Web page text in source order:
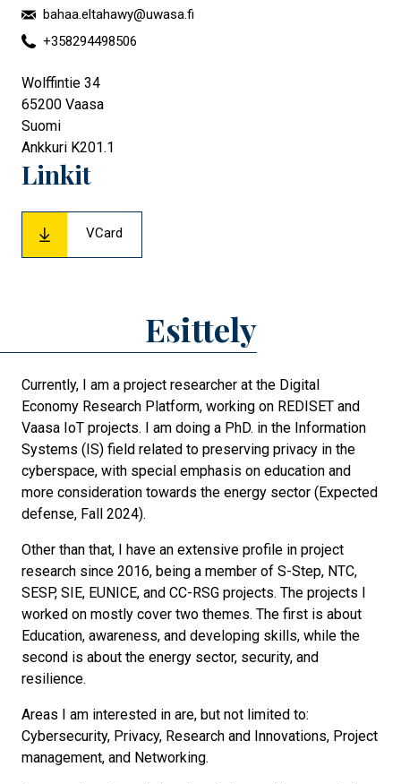
bahaa.eltahawy@uwasa.fi
+358294498506
Wolffintie 34
65200 Vaasa
Suomi
Ankkuri K201.1
Linkit
VCard
Esittely
Currently, I am a project researcher at the Digital
Economy Research Platform, working on REDISET and
Vaasa IoT projects. I am doing a PhD. in the Information
Systems (IS) field related to preserving privacy in the
cyberspace, with special emphasis on education and
more consideration towards the energy sector (Expected
defense, Fall 2024).
Other than that, I have an extensive profile in project
research since 2016, being a member of S-Step, NTC,
SESP, SIE, EUNICE, and CC-RSG projects. The projects I
worked on mostly cover two themes. The first is about
Education, awareness, and developing skills, while the
second is about the energy sector, security, and
resilience.
Areas I am interested in are, but not limited to:
Cybersecurity, Privacy, Research and Innovations, Project
management, and Networking.